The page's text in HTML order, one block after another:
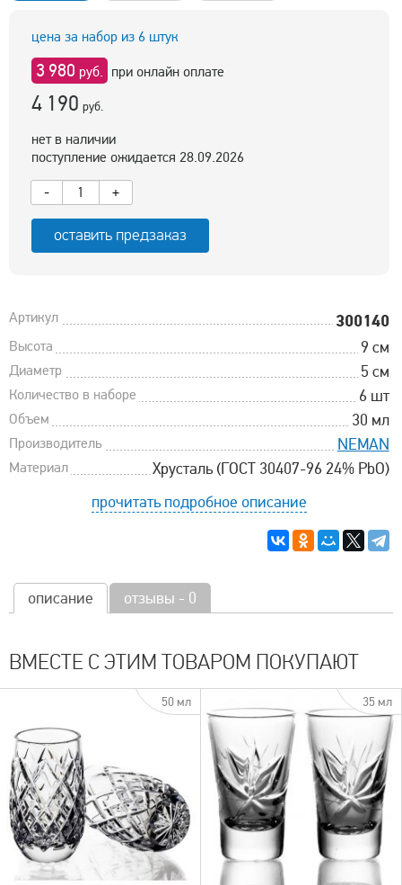
цена за набор из 6 штук
3 980 руб. при онлайн оплате
4 190 руб.
нет в наличии
поступление ожидается 28.09.2026
-
+
оставить предзаказ
Артикул 300140
Высота 9 см
Диаметр 5 см
Количество в наборе 6 шт
Объем 30 мл
Производитель NEMAN
Материал
Хрусталь (ГОСТ 30407-96 24% PbO)
прочитать подробное описание
описание отзывы - 0
ВМЕСТЕ С ЭТИМ ТОВАРОМ ПОКУПАЮТ
50 мл 35 мл
быстрый просмотр